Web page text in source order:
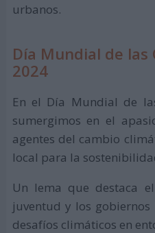
urbanos.
Día Mundial de las
2024
En el Día Mundial de
sumergimos en el
agentes del cambio
local para la
Un lema que destaca
juventud y los
desafíos climáticos en